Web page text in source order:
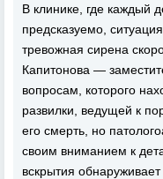
В клинике, где каждый
предсказуемо,
тревожная сирена
Капитонова —
вопросам, которого
развилки, ведущей к
его смерть, но
своим вниманием к
вскрытия